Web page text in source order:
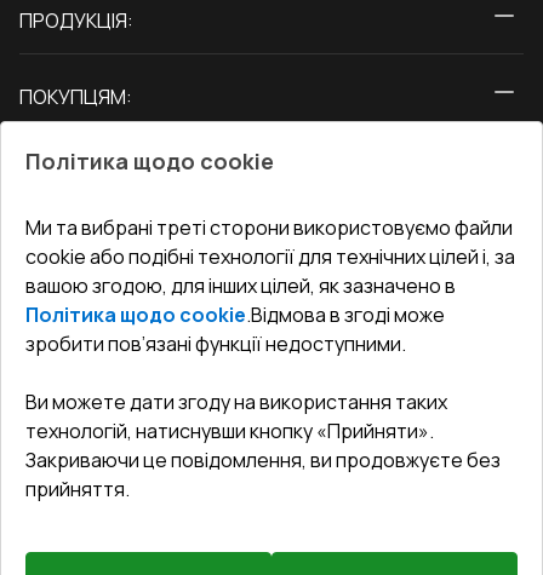
ПРОДУКЦІЯ:
Двері
ПОКУПЦЯМ:
Блог
Адреса гіпермаркета
Як правильно заміряти вікна
СЕРВІС ТА ОБЛУГОВУВАННЯ:
Доставка і Оплата
Гарантія та Сервіс
Повернення товару
Договір публічної оферти
КОНТАКТИ
Офіс:Україна, м. Вінниця, вул. Келецька 60 кв. 61
undefined(undefined)
Політика щодо cookie
Ми та вибрані треті сторони використовуємо файли
cookie або подібні технології для технічних цілей і, за
вашою згодою, для інших цілей, як зазначено в
Політика щодо cookie.Відмова в згоді може
зробити пов’язані функції недоступними.
Ви можете дати згоду на використання таких
технологій, натиснувши кнопку «Прийняти».
Закриваючи це повідомлення, ви продовжуєте без
прийняття.